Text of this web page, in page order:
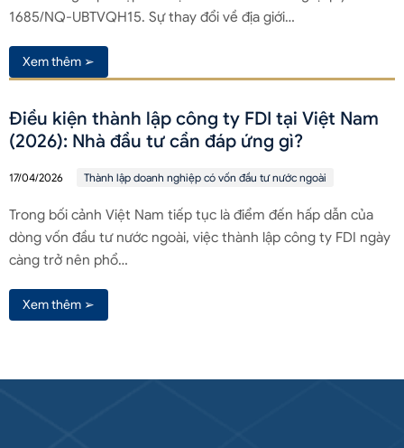
1685/NQ-UBTVQH15. Sự thay đổi về địa giới…
Xem thêm ➢
Điều kiện thành lập công ty FDI tại Việt Nam
(2026): Nhà đầu tư cần đáp ứng gì?
17/04/2026 Thành lập doanh nghiệp có vốn đầu tư nước ngoài
Trong bối cảnh Việt Nam tiếp tục là điểm đến hấp dẫn của
dòng vốn đầu tư nước ngoài, việc thành lập công ty FDI ngày
càng trở nên phổ…
Xem thêm ➢